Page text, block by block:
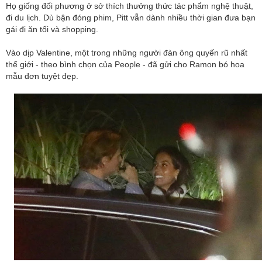
Họ giống đối phương ở sở thích thưởng thức tác phẩm nghệ thuật,
đi du lịch. Dù bận đóng phim, Pitt vẫn dành nhiều thời gian đưa bạn
gái đi ăn tối và shopping.
Vào dịp Valentine, một trong những người đàn ông quyến rũ nhất
thế giới - theo bình chọn của People - đã gửi cho Ramon bó hoa
mẫu đơn tuyệt đẹp.